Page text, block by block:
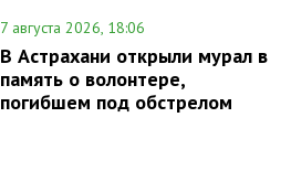
7 августа 2026, 18:06
В Астрахани открыли мурал в
память о волонтере,
погибшем под обстрелом